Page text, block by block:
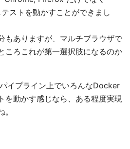
ストを動かすことができまし
もありますが、マルチブラウザで
ころこれが第一選択肢になるのか
イプライン上でいろんなDocker
を動かす感じなら、ある程度実現